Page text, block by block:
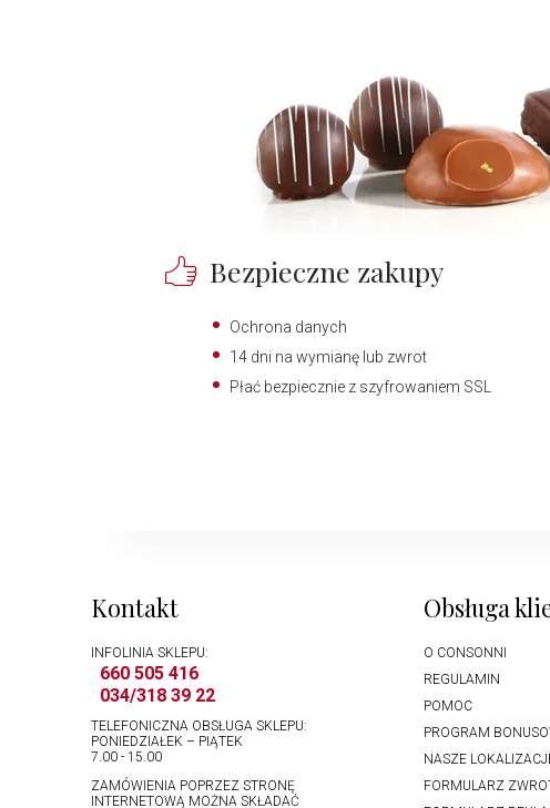
Bezpieczne zakupy
Ochrona danych
14 dni na wymianę lub zwrot
Płać bezpiecznie z szyfrowaniem SSL
Kontakt
INFOLINIA SKLEPU:
660 505 416
034/318 39 22
TELEFONICZNA OBSŁUGA SKLEPU:
PONIEDZIAŁEK – PIĄTEK
7.00 - 15.00
ZAMÓWIENIA POPRZEZ STRONĘ
INTERNETOWĄ MOŻNA SKŁADAĆ
Obsługa
O CONSONNI
REGULAMIN
POMOC
PROGRAM
NASZE
FORMULARZ